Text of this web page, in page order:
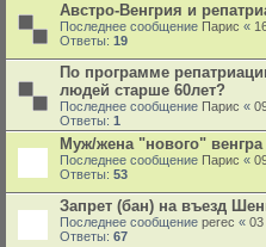
Австро-Венгрия и
Последнее сообщение Парис «
Ответы: 19
По программе
людей старше 60лет?
Последнее сообщение Парис «
Ответы: 1
Муж/жена "нового" венгра
Последнее сообщение Парис «
Ответы: 53
Запрет (бан) на въезд
Последнее сообщение perec « 03
Ответы: 67